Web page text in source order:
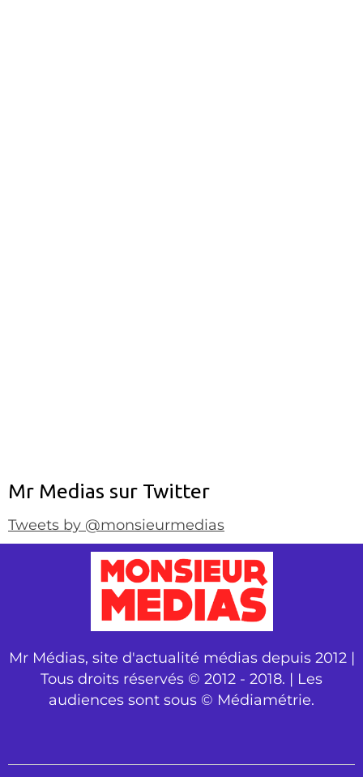
Mr Medias sur Twitter
Tweets by @monsieurmedias
Mr Médias, site d'actualité médias depuis 2012 |
Tous droits réservés © 2012 - 2018. | Les
audiences sont sous © Médiamétrie.